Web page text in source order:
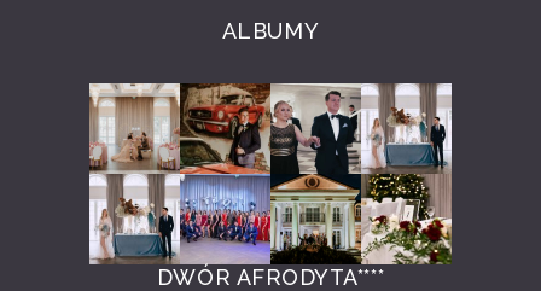
ALBUMY
DWÓR AFRODYTA****